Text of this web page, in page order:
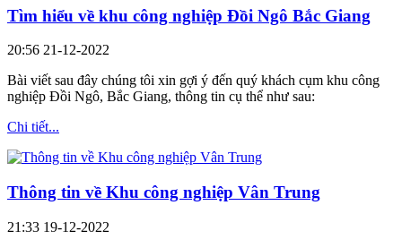
Tìm hiểu về khu công nghiệp Đồi Ngô Bắc Giang
20:56 21-12-2022
Bài viết sau đây chúng tôi xin gợi ý đến quý khách cụm khu công
nghiệp Đồi Ngô, Bắc Giang, thông tin cụ thể như sau:
Chi tiết...
Thông tin về Khu công nghiệp Vân Trung
21:33 19-12-2022